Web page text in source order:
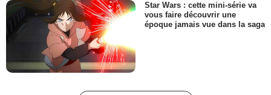
Star Wars : cette mini-série va
vous faire découvrir une
époque jamais vue dans la saga